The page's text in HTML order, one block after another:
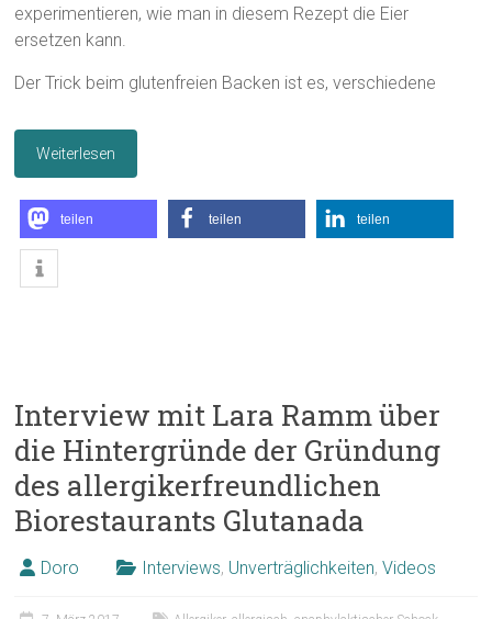
experimentieren, wie man in diesem Rezept die Eier
ersetzen kann.
Der Trick beim glutenfreien Backen ist es, verschiedene
Weiterlesen
teilen teilen teilen
Interview mit Lara Ramm über
die Hintergründe der Gründung
des allergikerfreundlichen
Biorestaurants Glutanada
Doro Interviews, Unverträglichkeiten,Videos